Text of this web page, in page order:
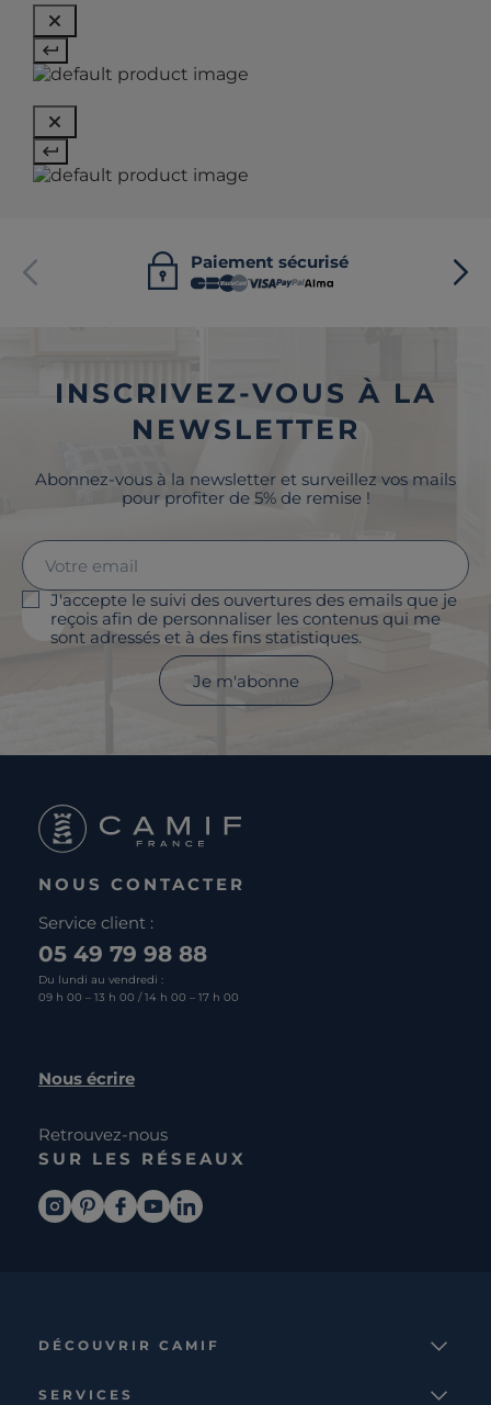
Paiement sécurisé
INSCRIVEZ-VOUS À LA
NEWSLETTER
Abonnez-vous à la newsletter et surveillez vos mails
pour profiter de 5% de remise !
J'accepte le suivi des ouvertures des emails que je
reçois afin de personnaliser les contenus qui me
sont adressés et à des fins statistiques.
Je m'abonne
NOUS CONTACTER
Service client :
05 49 79 98 88
Du lundi au vendredi :
09 h 00 – 13 h 00 / 14 h 00 – 17 h 00
Nous écrire
Retrouvez-nous
SUR LES RÉSEAUX
DÉCOUVRIR CAMIF
SERVICES